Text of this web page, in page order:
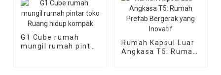
G1 Cube rumah
mungil rumah pintar
Rumah Kapsul Luar
Angkasa T5: Rumah